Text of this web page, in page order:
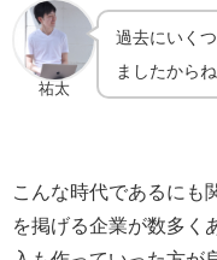
祐太
過去にいく
ましたから
こんな時代であるにも
を掲げる企業が数多く